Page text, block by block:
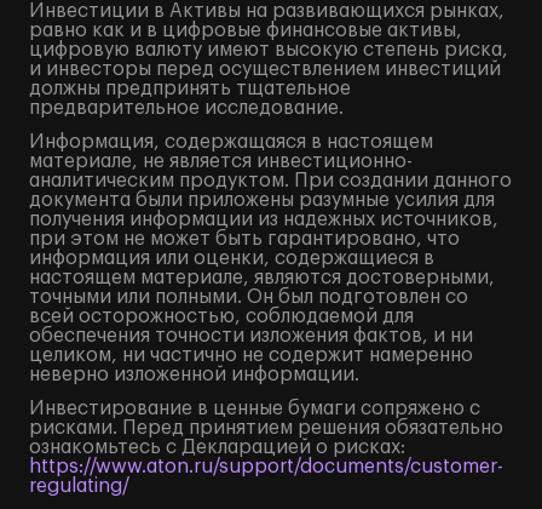
Инвестиции в Активы на развивающихся рынках,
равно как и в цифровые финансовые активы,
цифровую валюту имеют высокую степень риска,
и инвесторы перед осуществлением инвестиций
должны предпринять тщательное
предварительное исследование.
Информация, содержащаяся в настоящем
материале, не является инвестиционно-
аналитическим продуктом. При создании данного
документа были приложены разумные усилия для
получения информации из надежных источников,
при этом не может быть гарантировано, что
информация или оценки, содержащиеся в
настоящем материале, являются достоверными,
точными или полными. Он был подготовлен со
всей осторожностью, соблюдаемой для
обеспечения точности изложения фактов, и ни
целиком, ни частично не содержит намеренно
неверно изложенной информации.
Инвестирование в ценные бумаги сопряжено с
рисками. Перед принятием решения обязательно
ознакомьтесь с Декларацией о рисках:
https://www.aton.ru/support/documents/customer-
regulating/